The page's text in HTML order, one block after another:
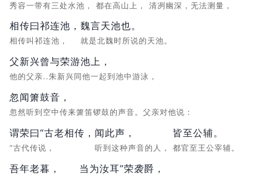
秀容一带有三处水池， 都在高山上， 清冽幽深，无法测量，
相传曰祁连池，
相传叫祁连池，
魏言天池也。
就是北魏时所说的天池。
父新兴曾与荣游池上，
他的父亲..朱新兴同他一起到池中游泳，
忽闻箫鼓音，
忽然听到空中传来箫笛锣鼓的声音。父亲对他说：
谓荣曰“古老相传，
“古代传说，
闻此声，
听到这种声音的人，
皆至公辅。
都官至王公宰辅。
吾年老暮， 当为汝耳”荣袭爵，